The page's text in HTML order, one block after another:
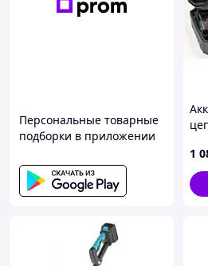
Персональные товарные
подборки в приложении
V
1